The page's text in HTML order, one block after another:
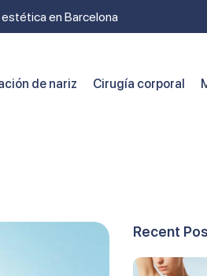
en Barcelona
de nariz Cirugía corporal
Recent